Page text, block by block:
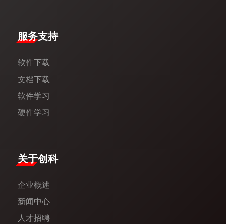
服务支持
软件下载
文档下载
软件学习
硬件学习
​关于创科​
企业概述
新闻中心​
人才招聘